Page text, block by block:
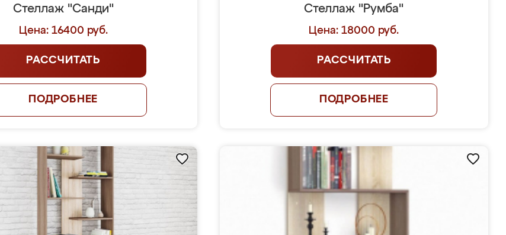
Стеллаж "Санди"
Цена: 16400 руб.
РАССЧИТАТЬ
ПОДРОБНЕЕ
Стеллаж "Румба"
Цена: 18000 руб.
РАССЧИТАТЬ
ПОДРОБНЕЕ